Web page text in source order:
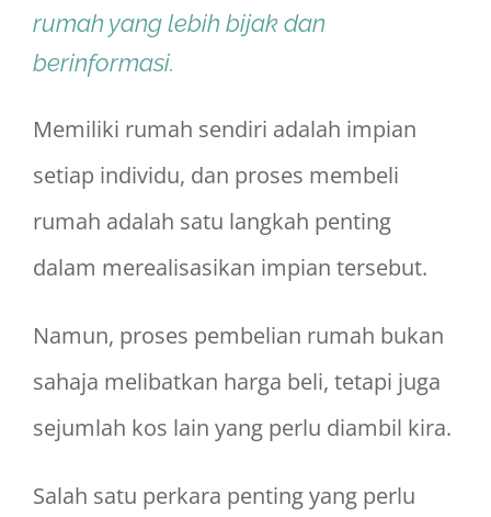
rumah yang lebih bijak dan
berinformasi.
Memiliki rumah sendiri adalah impian
setiap individu, dan proses membeli
rumah adalah satu langkah penting
dalam merealisasikan impian tersebut.
Namun, proses pembelian rumah bukan
sahaja melibatkan harga beli, tetapi juga
sejumlah kos lain yang perlu diambil kira.
Salah satu perkara penting yang perlu